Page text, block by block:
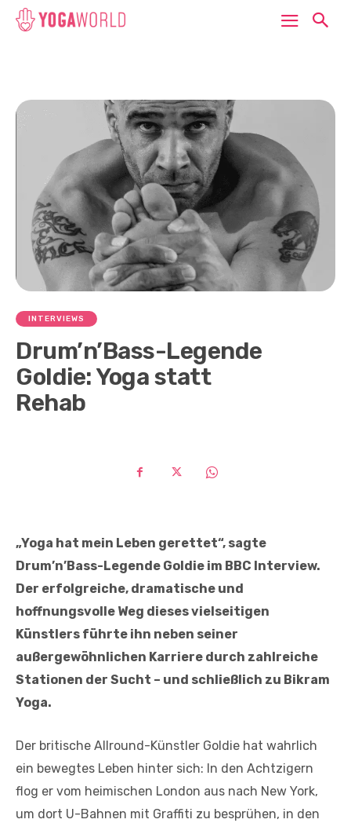
INTERVIEWS
Drum’n’Bass-Legende
Goldie: Yoga statt
Rehab
„Yoga hat mein Leben gerettet“, sagte
Drum’n’Bass-Legende Goldie im BBC Interview.
Der erfolgreiche, dramatische und
hoffnungsvolle Weg dieses vielseitigen
Künstlers führte ihn neben seiner
außergewöhnlichen Karriere durch zahlreiche
Stationen der Sucht – und schließlich zu Bikram
Yoga.
Der britische Allround-Künstler Goldie hat wahrlich
ein bewegtes Leben hinter sich: In den Achtzigern
flog er vom heimischen London aus nach New York,
um dort U-Bahnen mit Graffiti zu besprühen, in den